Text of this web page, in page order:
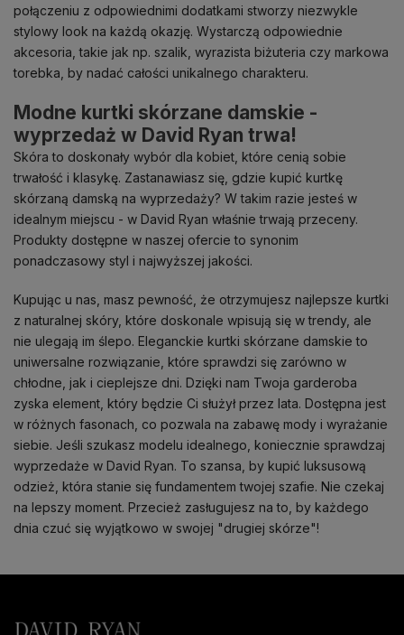
połączeniu z odpowiednimi dodatkami stworzy niezwykle
stylowy look na każdą okazję. Wystarczą odpowiednie
akcesoria, takie jak np. szalik, wyrazista biżuteria czy markowa
torebka, by nadać całości unikalnego charakteru.
Modne kurtki skórzane damskie -
wyprzedaż w David Ryan trwa!
Skóra to doskonały wybór dla kobiet, które cenią sobie
trwałość i klasykę. Zastanawiasz się, gdzie kupić kurtkę
skórzaną damską na wyprzedaży? W takim razie jesteś w
idealnym miejscu - w David Ryan właśnie trwają przeceny.
Produkty dostępne w naszej ofercie to synonim
ponadczasowy styl i najwyższej jakości.
Kupując u nas, masz pewność, że otrzymujesz najlepsze kurtki
z naturalnej skóry, które doskonale wpisują się w trendy, ale
nie ulegają im ślepo. Eleganckie kurtki skórzane damskie to
uniwersalne rozwiązanie, które sprawdzi się zarówno w
chłodne, jak i cieplejsze dni. Dzięki nam Twoja garderoba
zyska element, który będzie Ci służył przez lata. Dostępna jest
w różnych fasonach, co pozwala na zabawę mody i wyrażanie
siebie. Jeśli szukasz modelu idealnego, koniecznie sprawdzaj
wyprzedaże w David Ryan. To szansa, by kupić luksusową
odzież, która stanie się fundamentem twojej szafie. Nie czekaj
na lepszy moment. Przecież zasługujesz na to, by każdego
dnia czuć się wyjątkowo w swojej "drugiej skórze"!